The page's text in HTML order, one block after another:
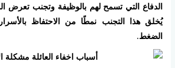
الدفاع التي تسمح لهم بالوظيفة وتجنب تعرض
يُخلق هذا التجنب نمطًا من الاحتفاظ
الضغط.